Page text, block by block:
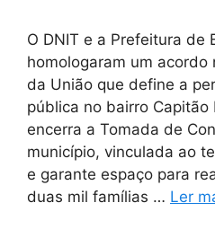
O DNIT e a Prefeitura de
homologaram um acordo
da União que define a
pública no bairro
encerra a Tomada de
município, vinculada ao
e garante espaço para
duas mil famílias … Ler